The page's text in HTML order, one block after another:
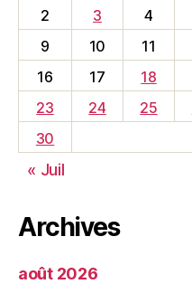
2
3 4
9
10 11
16
17 18
23
24 25
30
« Juil
Archives
août 2026